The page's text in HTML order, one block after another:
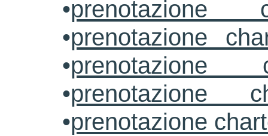
•prenotazione
•prenotazione
•prenotazione
•prenotazione
•prenotazione